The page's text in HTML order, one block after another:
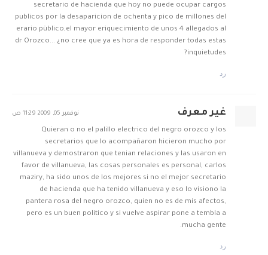
secretario de hacienda que hoy no puede ocupar cargos
publicos por la desaparicion de ochenta y pico de millones del
erario pùblico,el mayor eriquecimiento de unos 4 allegados al
dr Orozco... ¿no cree que ya es hora de responder todas estas
inquietudes?
رد
غير معرف نوفمبر 05, 2009 11:29 ص
Quieran o no el palillo electrico del negro orozco y los
secretarios que lo acompañaron hicieron mucho por
villanueva y demostraron que tenian relaciones y las usaron en
favor de villanueva, las cosas personales es personal, carlos
maziry, ha sido unos de los mejores si no el mejor secretario
de hacienda que ha tenido villanueva y eso lo visiono la
pantera rosa del negro orozco, quien no es de mis afectos,
pero es un buen politico y si vuelve aspirar pone a tembla a
mucha gente.
رد